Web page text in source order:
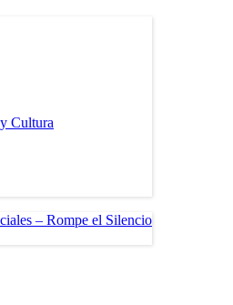
Cultura
– Rompe el Silencio